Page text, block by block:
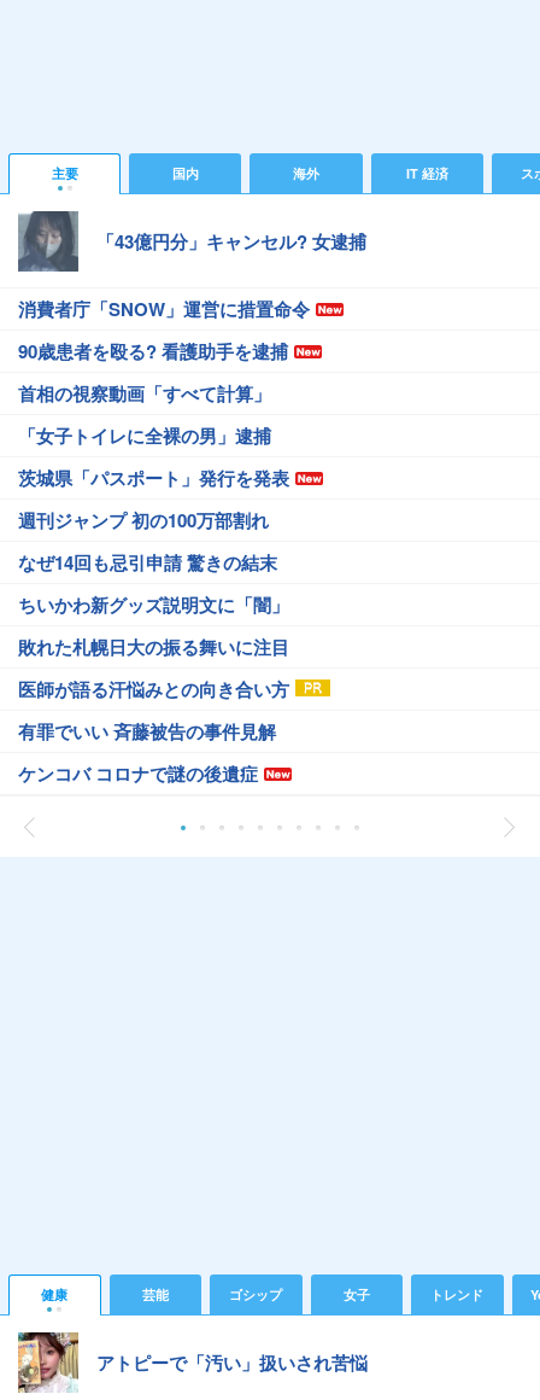
主要 国内 海外 IT 経済 ス
「43億円分」キャンセル? 女逮捕
消費者庁「SNOW」運営に措置命令
90歳患者を殴る? 看護助手を逮捕
首相の視察動画「すべて計算」
「女子トイレに全裸の男」逮捕
茨城県「パスポート」発行を発表
週刊ジャンプ 初の100万部割れ
なぜ14回も忌引申請 驚きの結末
ちいかわ新グッズ説明文に「闇」
敗れた札幌日大の振る舞いに注目
医師が語る汗悩みとの向き合い方
有罪でいい 斉藤被告の事件見解
ケンコバ コロナで謎の後遺症
健康 芸能 ゴシップ 女子 トレンド
アトピーで「汚い」扱いされ苦悩